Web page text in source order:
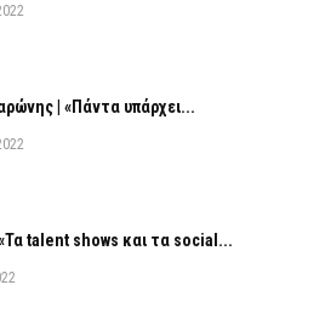
| «Πάντα υπάρχει...
talent shows και τα social...